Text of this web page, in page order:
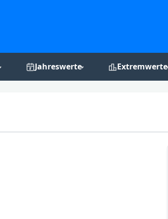
Jahreswerte Extremwerte